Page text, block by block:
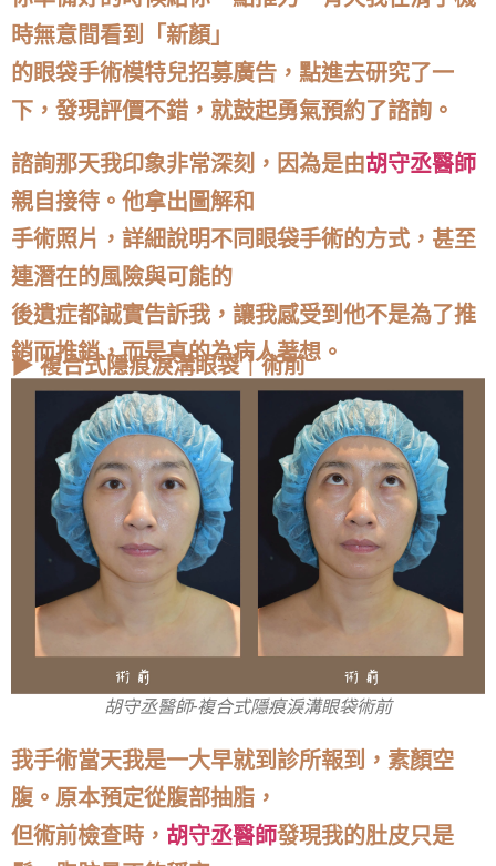
時無意間看到「新顏」
的眼袋手術模特兒招募廣告，點進去研究了一
下，發現評價不錯，就鼓起勇氣預約了諮詢。
諮詢那天我印象非常深刻，因為是由胡守丞醫師
親自接待。他拿出圖解和
手術照片，詳細說明不同眼袋手術的方式，甚至
連潛在的風險與可能的
後遺症都誠實告訴我，讓我感受到他不是為了推
銷而推銷，而是真的為病人著想。
▶ 複合式隱痕淚溝眼袋｜術前
胡守丞醫師-複合式隱痕淚溝眼袋術前
我手術當天我是一大早就到診所報到，素顏空
腹。原本預定從腹部抽脂，
但術前檢查時， 胡守丞醫師發現我的肚皮只是